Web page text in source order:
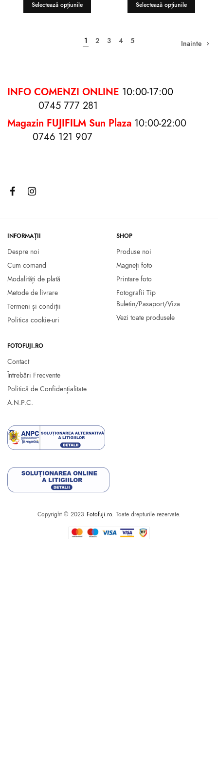
Selectează opțiunile Selectează opțiunile
1 2 3 4 5 Inainte
INFO COMENZI ONLINE 10:00-17:00
0745 777 281
Magazin FUJIFILM Sun Plaza 10:00-22:00
0746 121 907
INFORMAȚII
Despre noi
Cum comand
Modalități de plată
Metode de livrare
Termeni și condiții
Politica cookie-uri
SHOP
Produse noi
Magneți foto
Printare foto
Fotografii Tip
Buletin/Pasaport/Viza
Vezi toate produsele
FOTOFUJI.RO
Contact
Întrebări Frecvente
Politică de Confidențialitate
A.N.P.C.
Copyright © 2023 Fotofuji.ro. Toate drepturile rezervate.